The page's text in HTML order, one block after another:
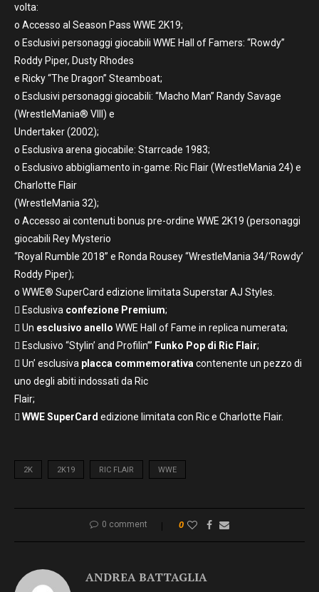
volta:
o Accesso al Season Pass WWE 2K19;
o Esclusivi personaggi giocabili WWE Hall of Famers: “Rowdy”
Roddy Piper, Dusty Rhodes
e Ricky “The Dragon” Steamboat;
o Esclusivi personaggi giocabili: “Macho Man” Randy Savage
(WrestleMania® VIII) e
Undertaker (2002);
o Esclusiva arena giocabile: Starrcade 1983;
o Esclusivo abbigliamento in-game: Ric Flair (WrestleMania 24) e
Charlotte Flair
(WrestleMania 32);
o Accesso ai contenuti bonus pre-ordine WWE 2K19 (personaggi
giocabili Rey Mysterio
“Royal Rumble 2018” e Ronda Rousey “WrestleMania 34/‘Rowdy’
Roddy Piper);
o WWE® SuperCard edizione limitata Superstar AJ Styles.
 Esclusiva confezione Premium;
 Un esclusivo anello WWE Hall of Fame in replica numerata;
 Esclusivo “Stylin’ and Profilin’” Funko Pop di Ric Flair;
 Un’ esclusiva placca commemorativa contenente un pezzo di
uno degli abiti indossati da Ric
Flair;
 WWE SuperCard edizione limitata con Ric e Charlotte Flair.
2K 2K19 RIC FLAIR WWE
0 comment 0
ANDREA BATTAGLIA